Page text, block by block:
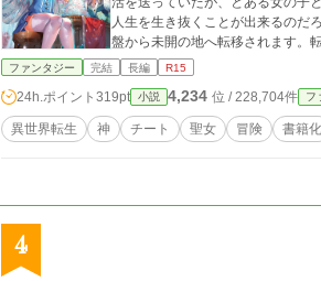
人生を生き抜くことが出来るのだろうか？ ………………… 7歳序盤まではほのぼのとした話が
盤から未開の地へ転移されます。
を知りたいのに、話が進まないよ
ファンタジー 完結 長編 R15
24h.ポイント 319pt 小説 4,234 位 / 228,704件 フ
異世界転生 神 チート 聖女 冒険 書籍化
4